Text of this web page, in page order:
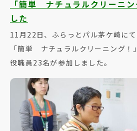
「簡単 ナチュラルクリーニ
した
11月22日、ふらっとパル茅ケ崎に
「簡単 ナチュラルクリーニング！
役職員23名が参加しました。